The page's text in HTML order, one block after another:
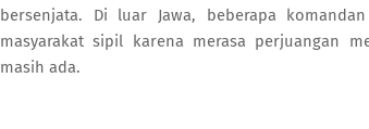
bersenjata. Di luar Jawa, beberapa
masyarakat sipil karena merasa perjuangan
masih ada.